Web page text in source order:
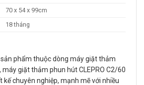
70 x 54 x 99cm
18 tháng
sản phẩm thuộc dòng máy giặt thảm
giặt thảm phun hút CLEPRO C2/60
chuyên nghiệp, mạnh mẽ với nhiều